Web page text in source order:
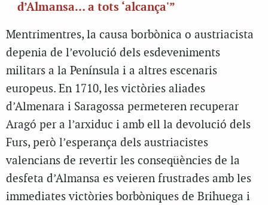
d’Almansa… a tots ‘alcança'”
Mentrimentres, la causa borbònica o austriacista
depenia de l’evolució dels esdeveniments
militars a la Península i a altres escenaris
europeus. En 1710, les victòries aliades
d’Almenara i Saragossa permeteren recuperar
Aragó per a l’arxiduc i amb ell la devolució dels
Furs, però l’esperança dels austriacistes
valencians de revertir les conseqüències de la
desfeta d’Almansa es veieren frustrades amb les
immediates victòries borbòniques de Brihuega i